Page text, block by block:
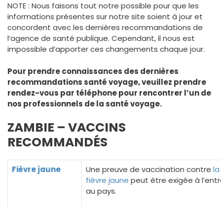
NOTE : Nous faisons tout notre possible pour que les
informations présentes sur notre site soient à jour et
concordent avec les dernières recommandations de
l’agence de santé publique. Cependant, il nous est
impossible d’apporter ces changements chaque jour.
Pour prendre connaissances des dernières
recommandations santé voyage, veuillez prendre
rendez-vous par téléphone pour rencontrer l’un de
nos professionnels de la santé voyage.
ZAMBIE – VACCINS
RECOMMANDÉS
Fièvre jaune Une preuve de vaccination contre la
fièvre jaune peut être exigée à
au pays.